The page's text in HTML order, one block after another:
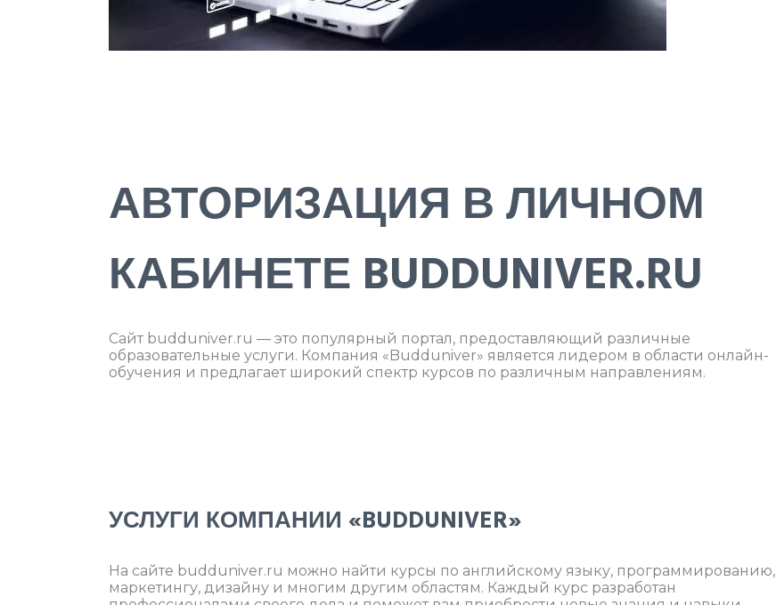
АВТОРИЗАЦИЯ В ЛИЧНОМ
КАБИНЕТЕ BUDDUNIVER.RU
Сайт budduniver.ru — это популярный портал, предоставляющий различные
образовательные услуги. Компания «Budduniver» является лидером в области онлайн-
обучения и предлагает широкий спектр курсов по различным направлениям.
УСЛУГИ КОМПАНИИ «BUDDUNIVER»
На сайте budduniver.ru можно найти курсы по английскому языку, программированию,
маркетингу, дизайну и многим другим областям. Каждый курс разработан